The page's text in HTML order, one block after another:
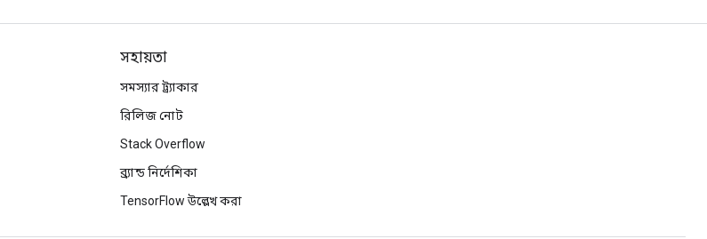
সহায়তা
সমস্যার ট্র্যাকার
রিলিজ নোট
Stack Overflow
ব্র্যান্ড নির্দেশিকা
TensorFlow উল্লেখ করা